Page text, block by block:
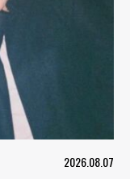
2026.08.07